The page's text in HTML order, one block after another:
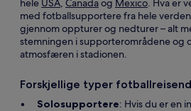
hele USA, Canadaog Mexico. Hva er
med fotballsupportere fra hele
gjennom oppturer og nedturer – alt
stemningen i supporterområdene og
atmosfæren i stadionen.
Forskjellige typer
Solosupportere: Hvis du er en